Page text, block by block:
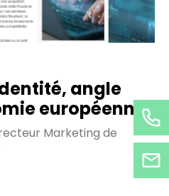
angle
européenne
Marketing de